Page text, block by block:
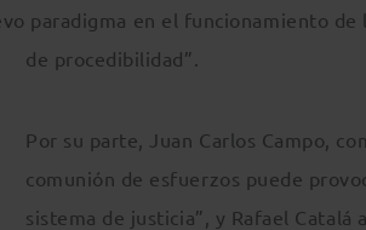
paradigma en el funcionamiento de
de procedibilidad”.
Por su parte, Juan Carlos Campo,
comunión de esfuerzos puede
sistema de justicia”, y Rafael Catalá